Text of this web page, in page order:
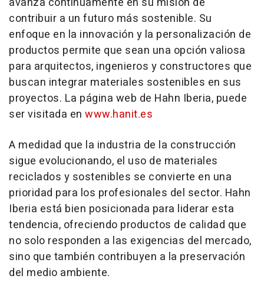
contribuir a un futuro más sostenible. Su
enfoque en la innovación y la personalización de
productos permite que sean una opción valiosa
para arquitectos, ingenieros y constructores que
buscan integrar materiales sostenibles en sus
proyectos. La página web de Hahn Iberia, puede
ser visitada en www.hanit.es
A medidad que la industria de la construcción
sigue evolucionando, el uso de materiales
reciclados y sostenibles se convierte en una
prioridad para los profesionales del sector. Hahn
Iberia está bien posicionada para liderar esta
tendencia, ofreciendo productos de calidad que
no solo responden a las exigencias del mercado,
sino que también contribuyen a la preservación
del medio ambiente.